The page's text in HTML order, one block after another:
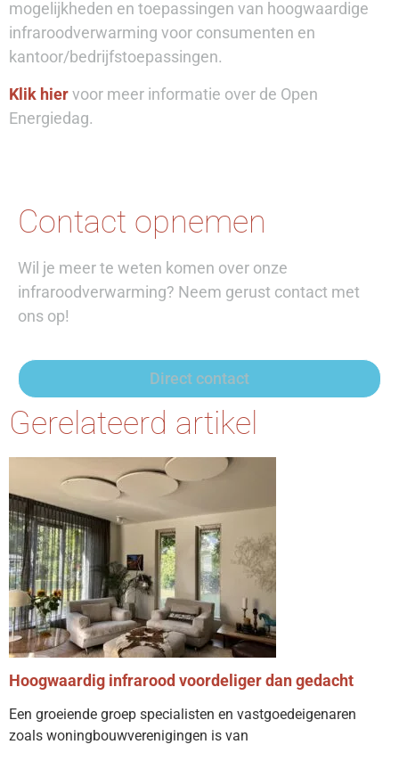
mogelijkheden en toepassingen van hoogwaardige
infraroodverwarming voor consumenten en
kantoor/bedrijfstoepassingen.
Klik hiervoor meer informatie over de Open
Energiedag.
Contact opnemen
Wil je meer te weten komen over onze
infraroodverwarming? Neem gerust contact met
ons op!
Direct contact
Gerelateerd artikel
Hoogwaardig infrarood voordeliger dan gedacht
Een groeiende groep specialisten en vastgoedeigenaren
zoals woningbouwverenigingen is van